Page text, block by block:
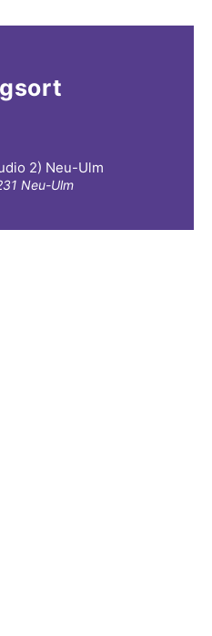
2) Neu-Ulm
Neu-Ulm